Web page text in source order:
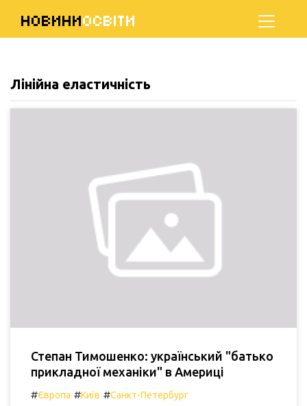
НОВИНИОСВІТИ
Лінійна еластичність
Степан Тимошенко: український "батько
прикладної механіки" в Америці
#Європа #Київ #Санкт-Петербург